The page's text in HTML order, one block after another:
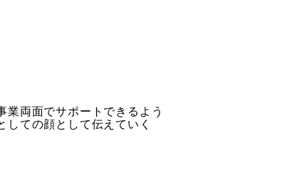
両面でサポートできるよう
ての顔として伝えていく